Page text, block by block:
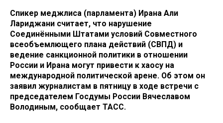
Спикер меджлиса (парламента) Ирана Али
Лариджани считает, что нарушение
Соединёнными Штатами условий Совместного
всеобъемлющего плана действий (СВПД) и
ведение санкционной политики в отношении
России и Ирана могут привести к хаосу на
международной политической арене. Об этом он
заявил журналистам в пятницу в ходе встречи с
председателем Госдумы России Вячеславом
Володиным, сообщает ТАСС.